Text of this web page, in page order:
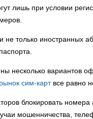
лишь при условии
только иностранных
несколько вариантов
сим-картвсе равно
блокировать
мошенничества,